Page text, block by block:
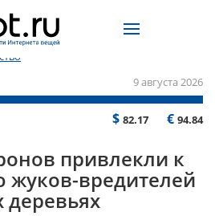
9 августа 2026
$ 82.17 € 94.84
привлекли к
вредителей
деревьях